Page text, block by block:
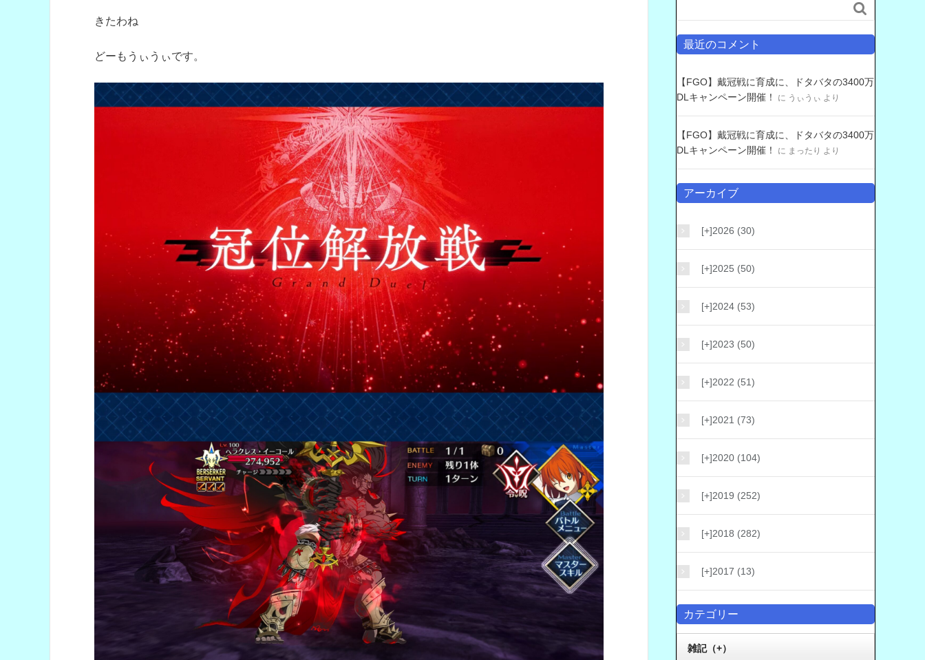
きたわね
どーもうぃうぃです。

最近のコメント
【FGO】戴冠戦に育成に、ドタバタの3400万
DLキャンペーン開催！
に うぃうぃ より
【FGO】戴冠戦に育成に、ドタバタの3400万
DLキャンペーン開催！
に まったり より
アーカイブ
[+]2026 (30)
[+]2025 (50)
[+]2024 (53)
[+]2023 (50)
[+]2022 (51)
[+]2021 (73)
[+]2020 (104)
[+]2019 (252)
[+]2018 (282)
[+]2017 (13)
カテゴリー
雑記（+）